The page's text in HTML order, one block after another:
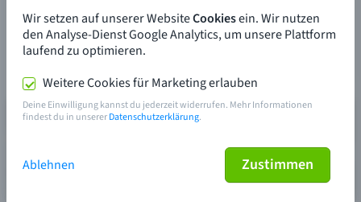
Wir setzen auf unserer WebsiteCookiesein. Wir nutzen
den Analyse-Dienst Google Analytics, um unsere Plattform
laufend zu optimieren.
Weitere Cookies für Marketing erlauben
Deine Einwilligung kannst du jederzeit widerrufen. Mehr Informationen
findest du in unsererDatenschutzerklärung.
Ablehnen Zustimmen